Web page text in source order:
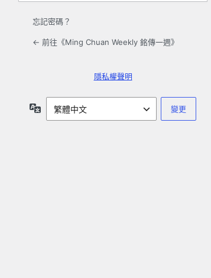
忘記密碼？
← 前往《Ming Chuan Weekly 銘傳一週》
隱私權聲明
言